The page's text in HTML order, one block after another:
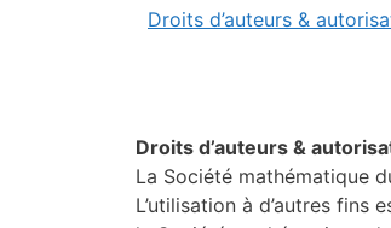
Droits d’auteurs &
Droits d’auteurs &
La Société mathématique
L’utilisation à d’autres